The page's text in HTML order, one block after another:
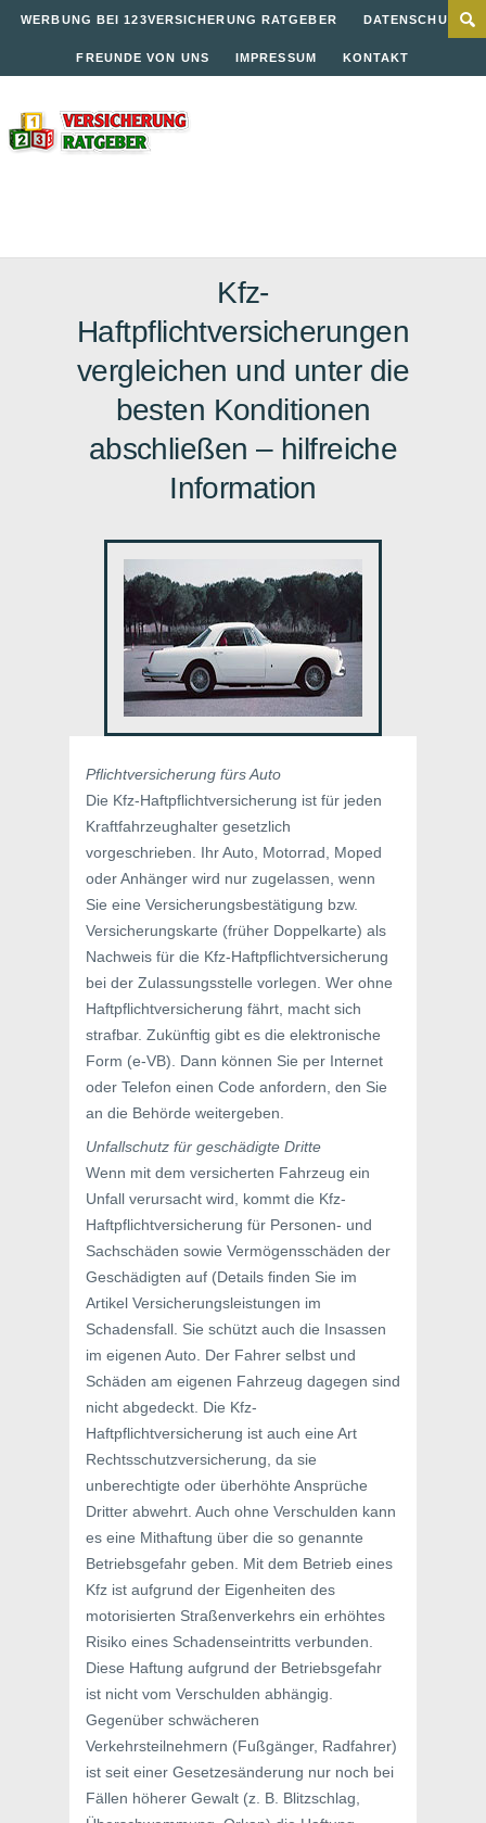
WERBUNG BEI 123VERSICHERUNG RATGEBER DATENSCHUTZ
FREUNDE VON UNS IMPRESSUM KONTAKT
Kfz-
Haftpflichtversicherungen
vergleichen und unter die
besten Konditionen
abschließen – hilfreiche
Information
Pflichtversicherung fürs Auto
Die Kfz-Haftpflichtversicherung ist für jeden
Kraftfahrzeughalter gesetzlich
vorgeschrieben. Ihr Auto, Motorrad, Moped
oder Anhänger wird nur zugelassen, wenn
Sie eine Versicherungsbestätigung bzw.
Versicherungskarte (früher Doppelkarte) als
Nachweis für die Kfz-Haftpflichtversicherung
bei der Zulassungsstelle vorlegen. Wer ohne
Haftpflichtversicherung fährt, macht sich
strafbar. Zukünftig gibt es die elektronische
Form (e-VB). Dann können Sie per Internet
oder Telefon einen Code anfordern, den Sie
an die Behörde weitergeben.
Unfallschutz für geschädigte Dritte
Wenn mit dem versicherten Fahrzeug ein
Unfall verursacht wird, kommt die Kfz-
Haftpflichtversicherung für Personen- und
Sachschäden sowie Vermögensschäden der
Geschädigten auf (Details finden Sie im
Artikel Versicherungsleistungen im
Schadensfall. Sie schützt auch die Insassen
im eigenen Auto. Der Fahrer selbst und
Schäden am eigenen Fahrzeug dagegen sind
nicht abgedeckt. Die Kfz-
Haftpflichtversicherung ist auch eine Art
Rechtsschutzversicherung, da sie
unberechtigte oder überhöhte Ansprüche
Dritter abwehrt. Auch ohne Verschulden kann
es eine Mithaftung über die so genannte
Betriebsgefahr geben. Mit dem Betrieb eines
Kfz ist aufgrund der Eigenheiten des
motorisierten Straßenverkehrs ein erhöhtes
Risiko eines Schadenseintritts verbunden.
Diese Haftung aufgrund der Betriebsgefahr
ist nicht vom Verschulden abhängig.
Gegenüber schwächeren
Verkehrsteilnehmern (Fußgänger, Radfahrer)
ist seit einer Gesetzesänderung nur noch bei
Fällen höherer Gewalt (z. B. Blitzschlag,